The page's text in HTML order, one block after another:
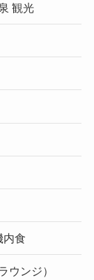
観光
内食
ウンジ）